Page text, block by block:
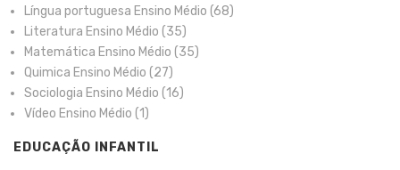
Língua portuguesa Ensino Médio (68)
Literatura Ensino Médio (35)
Matemática Ensino Médio (35)
Quimica Ensino Médio (27)
Sociologia Ensino Médio (16)
Vídeo Ensino Médio (1)
EDUCAÇÃO INFANTIL